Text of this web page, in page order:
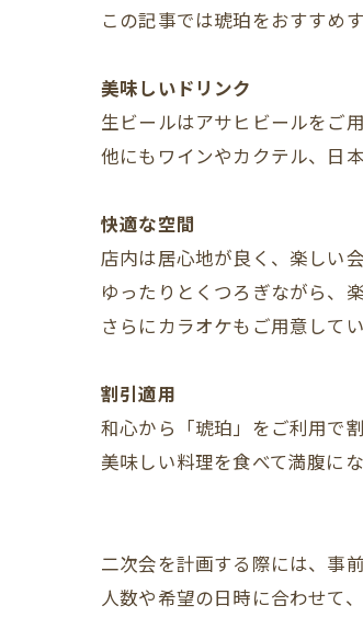
この記事では琥珀をおすすめ
美味しいドリンク
生ビールはアサヒビールをご
他にもワインやカクテル、日
快適な空間
店内は居心地が良く、楽しい
ゆったりとくつろぎながら、
さらにカラオケもご用意して
割引適用
和心から「琥珀」をご利用で
美味しい料理を食べて満腹に
二次会を計画する際には、事
人数や希望の日時に合わせて